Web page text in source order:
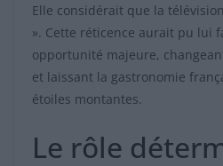
Elle considérait que la
». Cette réticence aurait pu lui
opportunité majeure,
et laissant la gastronomie
étoiles montantes.
Le rôle